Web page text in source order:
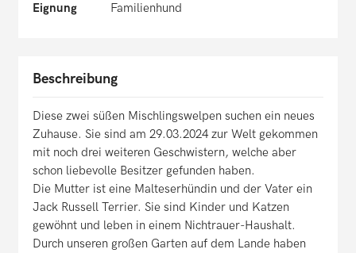
Eignung
Familienhund
Beschreibung
Diese zwei süßen Mischlingswelpen suchen ein neues
Zuhause. Sie sind am 29.03.2024 zur Welt gekommen
mit noch drei weiteren Geschwistern, welche aber
schon liebevolle Besitzer gefunden haben.
Die Mutter ist eine Malteserhündin und der Vater ein
Jack Russell Terrier. Sie sind Kinder und Katzen
gewöhnt und leben in einem Nichtrauer-Haushalt.
Durch unseren großen Garten auf dem Lande haben